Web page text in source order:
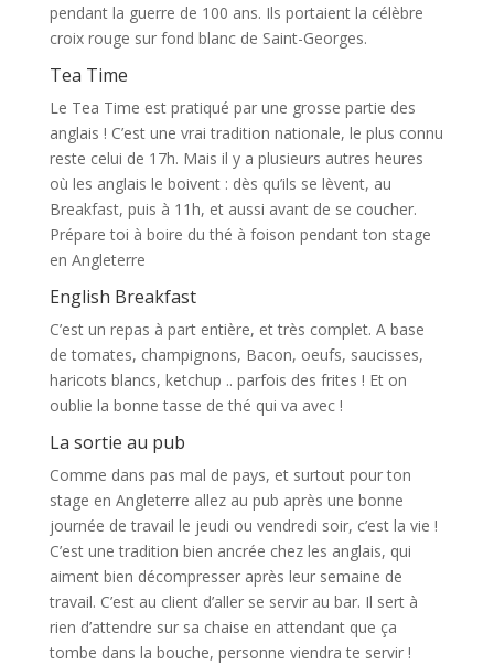
pendant la guerre de 100 ans. Ils portaient la célèbre
croix rouge sur fond blanc de Saint-Georges.
Tea Time
Le Tea Time est pratiqué par une grosse partie des
anglais ! C’est une vrai tradition nationale, le plus connu
reste celui de 17h. Mais il y a plusieurs autres heures
où les anglais le boivent : dès qu’ils se lèvent, au
Breakfast, puis à 11h, et aussi avant de se coucher.
Prépare toi à boire du thé à foison pendant ton stage
en Angleterre
English Breakfast
C’est un repas à part entière, et très complet. A base
de tomates, champignons, Bacon, oeufs, saucisses,
haricots blancs, ketchup .. parfois des frites ! Et on
oublie la bonne tasse de thé qui va avec !
La sortie au pub
Comme dans pas mal de pays, et surtout pour ton
stage en Angleterre allez au pub après une bonne
journée de travail le jeudi ou vendredi soir, c’est la vie !
C’est une tradition bien ancrée chez les anglais, qui
aiment bien décompresser après leur semaine de
travail. C’est au client d’aller se servir au bar. Il sert à
rien d’attendre sur sa chaise en attendant que ça
tombe dans la bouche, personne viendra te servir !